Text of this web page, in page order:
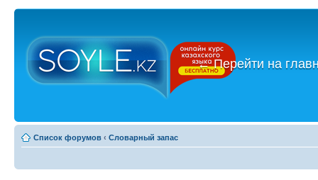
←Перейти на
Список форумов ‹ Словарный запас